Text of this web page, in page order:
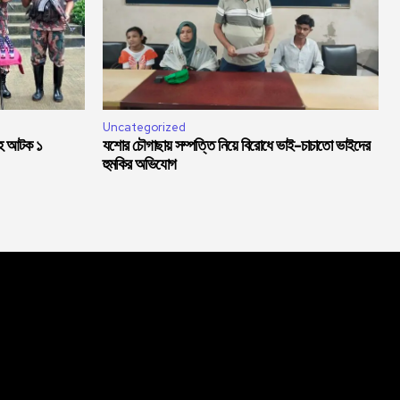
আটক ১
Uncategorized
যশোর চৌগাছায় সম্পত্তি নিয়ে বিরোধে ভাই-চাচাতো ভাইদের
হুমকির অভিযোগ